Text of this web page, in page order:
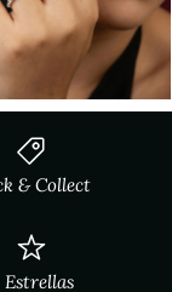
& Collect
Estrellas